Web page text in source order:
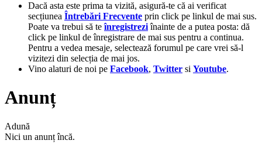
Dacă asta este prima ta vizită, asigură-te că ai verificat
secțiunea Întrebări Frecvente prin click pe linkul de mai sus.
Poate va trebui să teînregistreziînainte de a putea posta: dă
click pe linkul de înregistrare de mai sus pentru a continua.
Pentru a vedea mesaje, selectează forumul pe care vrei să-l
vizitezi din selecția de mai jos.
Vino alaturi de noi pe Facebook, Twitter si Youtube.
Anunț
Adună
Nici un anunț încă.